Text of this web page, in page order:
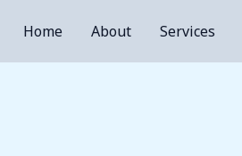
Home About Services